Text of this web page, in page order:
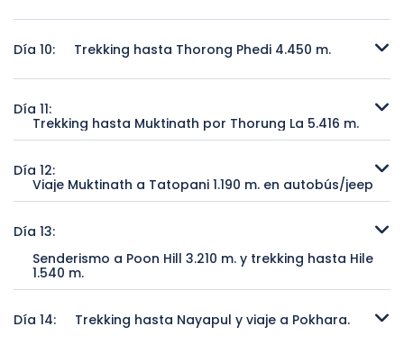
Día 10:
Trekking hasta Thorong Phedi 4.450 m.
Día 11:
Trekking hasta Muktinath por Thorung La 5.416 m.
Día 12:
Viaje Muktinath a Tatopani 1.190 m. en autobús/jeep
Día 13:
Senderismo a Poon Hill 3.210 m. y trekking hasta Hile
1.540 m.
Día 14:
Trekking hasta Nayapul y viaje a Pokhara.